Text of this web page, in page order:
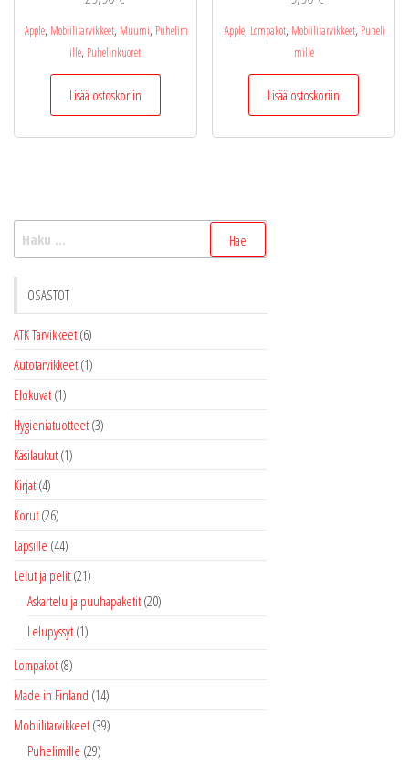
Apple, Mobiilitarvikkeet, Muumi, Puhelim
ille, Puhelinkuoret
Lisää ostoskoriin
Apple, Lompakot, Mobiilitarvikkeet, Puheli
mille
Lisää ostoskoriin
Haku:
OSASTOT
ATK Tarvikkeet (6)
Autotarvikkeet (1)
Elokuvat (1)
Hygieniatuotteet (3)
Käsilaukut (1)
Kirjat (4)
Korut (26)
Lapsille (44)
Lelut ja pelit (21)
Askartelu ja puuhapaketit (20)
Lelupyssyt (1)
Lompakot (8)
Made in Finland (14)
Mobiilitarvikkeet (39)
Puhelimille (29)